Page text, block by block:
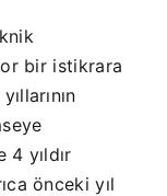
bir istikrara
4 yıldır
önceki yıl